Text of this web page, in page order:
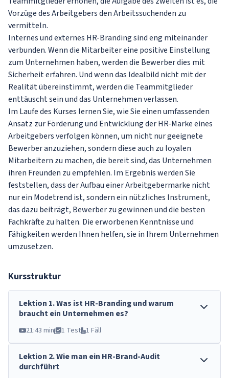
Vorzüge des Arbeitgebers den Arbeitssuchenden zu
vermitteln.
Internes und externes HR-Branding sind eng miteinander
verbunden. Wenn die Mitarbeiter eine positive Einstellung
zum Unternehmen haben, werden die Bewerber dies mit
Sicherheit erfahren. Und wenn das Idealbild nicht mit der
Realität übereinstimmt, werden die Teammitglieder
enttäuscht sein und das Unternehmen verlassen.
Im Laufe des Kurses lernen Sie, wie Sie einen umfassenden
Ansatz zur Förderung und Entwicklung der HR-Marke eines
Arbeitgebers verfolgen können, um nicht nur geeignete
Bewerber anzuziehen, sondern diese auch zu loyalen
Mitarbeitern zu machen, die bereit sind, das Unternehmen
ihren Freunden zu empfehlen. Im Ergebnis werden Sie
feststellen, dass der Aufbau einer Arbeitgebermarke nicht
nur ein Modetrend ist, sondern ein nützliches Instrument,
das dazu beiträgt, Bewerber zu gewinnen und die besten
Fachkräfte zu halten. Die erworbenen Kenntnisse und
Fähigkeiten werden Ihnen helfen, sie in Ihrem Unternehmen
umzusetzen.
Kursstruktur
Lektion 1.Was ist HR-Branding und warum
braucht ein Unternehmen es?
21:43 min 1 Test 1 Fäll
Lektion 2.Wie man ein HR-Brand-Audit
durchführt